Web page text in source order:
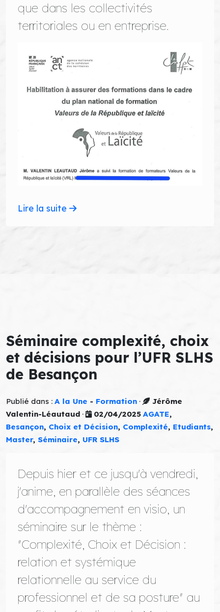
que dans les collectivités
territoriales ou en entreprise.
Lire la suite
Séminaire complexité, choix
et décisions pour l’UFR SLHS
de Besançon
Publié dans : A la Une - Formation ·
Jérôme
Valentin-Léautaud · 02/04/2025 AGATE,
Besançon, Choix et Décision, Complexité, Etudiants,
Master, Séminaire, UFR SLHS
Depuis hier et ce jusqu'à vendredi,
j'anime, en parallèle des séances
d'accompagnement en visio, un
séminaire sur le thème :
"Complexité, Choix et Décision :
relation et systémique
relationnelle au service du
professionnel et de sa posture" au